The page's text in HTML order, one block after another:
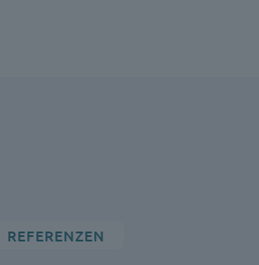
REFERENZEN